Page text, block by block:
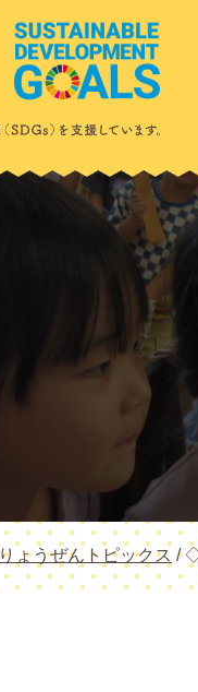
りょうぜんトピックス /